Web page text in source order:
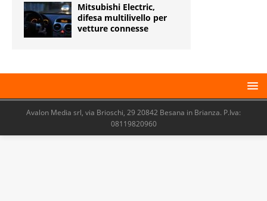
Mitsubishi Electric,
difesa multilivello per
vetture connesse
Avalon Media srl, via Brioschi, 29 20842 Besana in Brianza. P.Iva:
08119820960